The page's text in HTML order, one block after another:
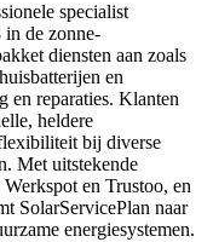
specialist
in de zonne-
diensten aan zoals
en
en reparaties. Klanten
heldere
bij diverse
Met uitstekende
en Trustoo, en
SolarServicePlan naar
energiesystemen.